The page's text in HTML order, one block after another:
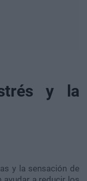
y la
y la sensación de